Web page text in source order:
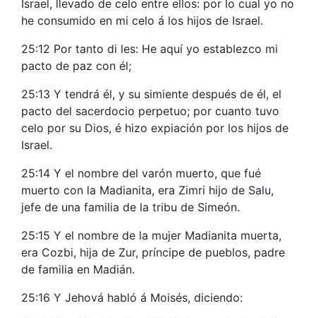
Israel, llevado de celo entre ellos: por lo cual yo no
he consumido en mi celo á los hijos de Israel.
25:12 Por tanto di les: He aquí yo establezco mi
pacto de paz con él;
25:13 Y tendrá él, y su simiente después de él, el
pacto del sacerdocio perpetuo; por cuanto tuvo
celo por su Dios, é hizo expiación por los hijos de
Israel.
25:14 Y el nombre del varón muerto, que fué
muerto con la Madianita, era Zimri hijo de Salu,
jefe de una familia de la tribu de Simeón.
25:15 Y el nombre de la mujer Madianita muerta,
era Cozbi, hija de Zur, príncipe de pueblos, padre
de familia en Madián.
25:16 Y Jehová habló á Moisés, diciendo: